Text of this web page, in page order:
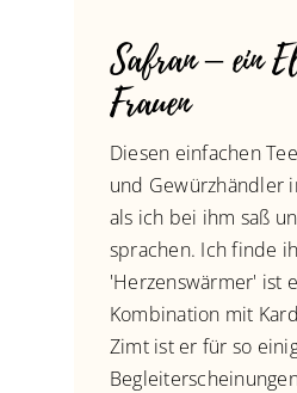
Safran – ein
Frauen
Diesen einfachen
und Gewürzhändler
als ich bei ihm saß
sprachen. Ich finde
'Herzenswärmer' ist
Kombination mit
Zimt ist er für so